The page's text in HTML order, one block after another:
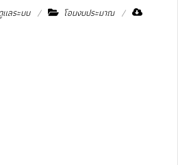
ลระบบ โอนงบประมาณ